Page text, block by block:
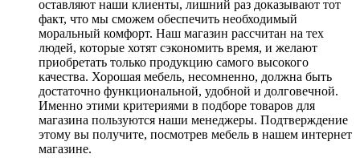
оставляют наши клиенты, лишний раз доказывают тот
факт, что мы сможем обеспечить необходимый
моральный комфорт. Наш магазин рассчитан на тех
людей, которые хотят сэкономить время, и желают
приобретать только продукцию самого высокого
качества. Хорошая мебель, несомненно, должна быть
достаточно функциональной, удобной и долговечной.
Именно этими критериями в подборе товаров для
магазина пользуются наши менеджеры. Подтверждение
этому вы получите, посмотрев мебель в нашем интернет
магазине.